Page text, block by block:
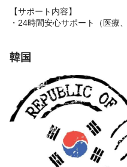
【サポート内容】
・24時間安心サポート（医療
韓国